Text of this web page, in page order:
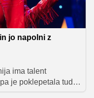
jo napolni z
ima talent
je poklepetala tudi o
Zaupala nam je, s